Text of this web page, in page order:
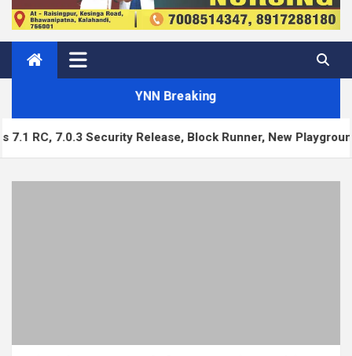
YNN Breaking
Release, Block Runner, New Playground UI and more —